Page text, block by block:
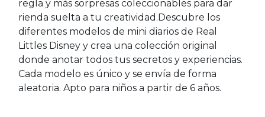
regla y más sorpresas coleccionables para dar
rienda suelta a tu creatividad.Descubre los
diferentes modelos de mini diarios de Real
Littles Disney y crea una colección original
donde anotar todos tus secretos y experiencias.
Cada modelo es único y se envía de forma
aleatoria. Apto para niños a partir de 6 años.